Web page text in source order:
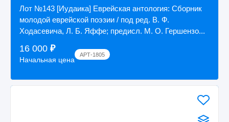
Лот №143 [Иудаика] Еврейская антология: Сборник
молодой еврейской поэзии / под ред. В. Ф.
Ходасевича, Л. Б. Яффе; предисл. М. О. Гершензо...
16 000 ₽
Начальная цена
АРТ-1805